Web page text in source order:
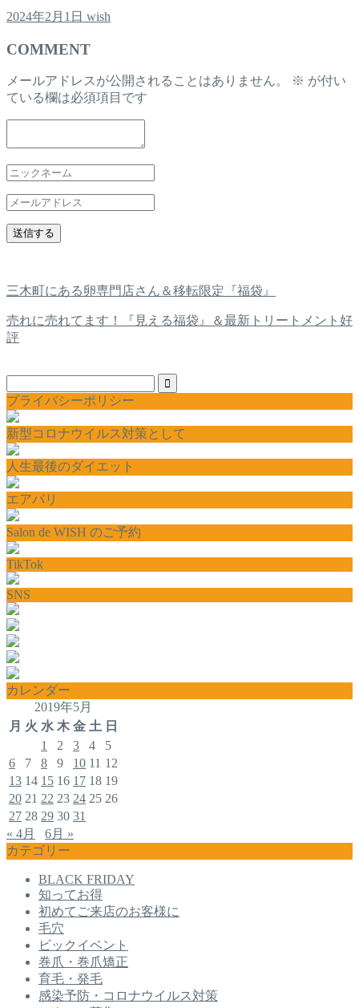
2024年2月1日 wish
COMMENT
メールアドレスが公開されることはありません。 ※ が付い
ている欄は必須項目です
三木町にある卵専門店さん＆移転限定『福袋』
売れに売れてます！『見える福袋』＆最新トリートメント好
評
プライバシーポリシー
新型コロナウイルス対策として
人生最後のダイエット
エアバリ
Salon de WISH のご予約
TikTok
SNS
カレンダー
2019年5月
月 火 水 木 金 土 日
1
2 3 4
5
6
7 8 9 10 11 12
13 14 15 16 17 18 19
20 21 22 23 24 25 26
27 28 29 30 31
« 4月
6月 »
カテゴリー
BLACK FRIDAY
知ってお得
初めてご来店のお客様に
毛穴
ビックイベント
巻爪・巻爪矯正
育毛・発毛
感染予防・コロナウイルス対策